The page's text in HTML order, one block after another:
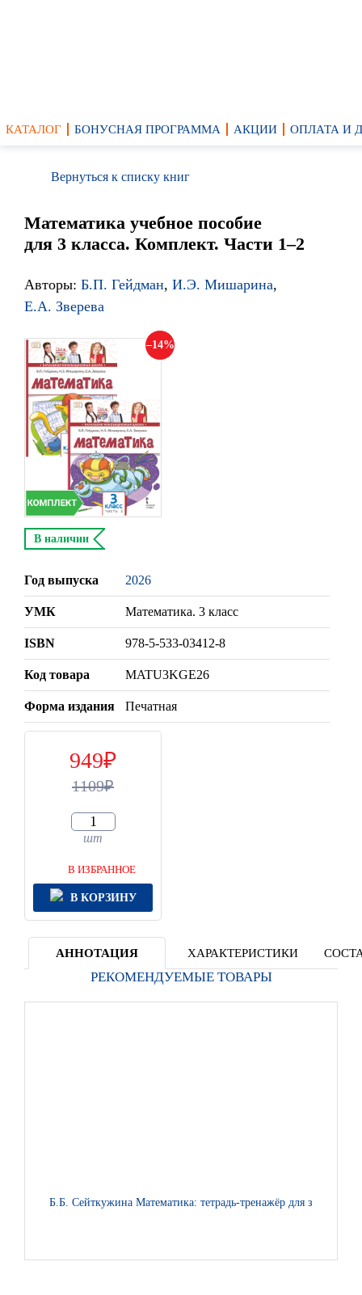
КАТАЛОГ БОНУСНАЯ ПРОГРАММА АКЦИИ ОПЛАТА И
Вернуться к списку книг
Математика учебное пособие
для 3 класса. Комплект. Части 1–2
Авторы: Б.П. Гейдман, И.Э. Мишарина,
Е.А. Зверева
14
В наличии
Год выпуска 2026
УМК Математика. 3 класс
ISBN 978-5-533-03412-8
Код товара MATU3KGE26
Форма издания Печатная
949
1109
шт
В ИЗБРАННОЕ
В КОРЗИНУ
АННОТАЦИЯ ХАРАКТЕРИСТИКИ
РЕКОМЕНДУЕМЫЕ ТОВАРЫ
Б.Б. Сейткужина Математика: тетрадь-тренажёр для